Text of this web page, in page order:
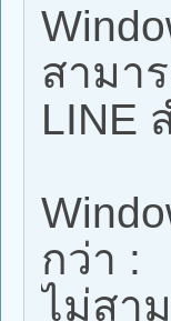
สามา
LINE
กว่า :
ไม่สา